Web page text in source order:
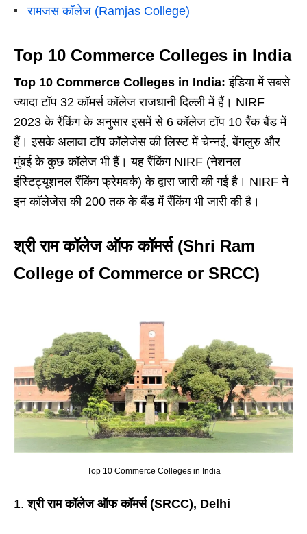
रामजस कॉलेज (Ramjas College)
Top 10 Commerce Colleges in India
Top 10 Commerce Colleges in India: इंडिया में सबसे
ज्यादा टॉप 32 कॉमर्स कॉलेज राजधानी दिल्ली में हैं। NIRF
2023 के रैंकिंग के अनुसार इसमें से 6 कॉलेज टॉप 10 रैंक बैंड में
हैं। इसके अलावा टॉप कॉलेजेस की लिस्ट में चेन्नई, बेंगलुरु और
मुंबई के कुछ कॉलेज भी हैं। यह रैंकिंग NIRF (नेशनल
इंस्टिट्यूशनल रैंकिंग फ्रेमवर्क) के द्वारा जारी की गई है। NIRF ने
इन कॉलेजेस की 200 तक के बैंड में रैंकिंग भी जारी की है।
श्री राम कॉलेज ऑफ कॉमर्स (Shri Ram
College of Commerce or SRCC)
Top 10 Commerce Colleges in India
श्री राम कॉलेज ऑफ कॉमर्स (SRCC), Delhi